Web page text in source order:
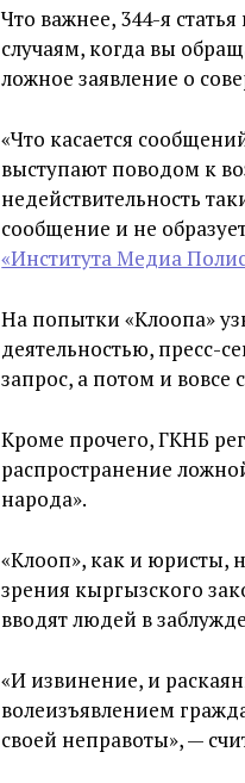
Что важнее, 344-я
случаям, когда вы
ложное заявление о
«Что касается
выступают поводом к
недействительность
сообщение и не
«Института Медиа
На попытки «Клоопа»
деятельностью, пресс-
запрос, а потом и вовсе
Кроме прочего, ГКНБ
распространение
народа».
«Клооп», как и юристы,
зрения кыргызского
вводят людей в
«И извинение, и
волеизъявлением
своей неправоты», —